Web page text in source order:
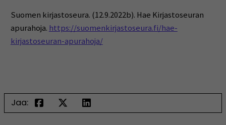
Suomen kirjastoseura. (12.9.2022b). Hae Kirjastoseuran
apurahoja. https://suomenkirjastoseura.fi/hae-
kirjastoseuran-apurahoja/
Jaa: